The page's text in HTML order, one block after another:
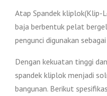
Atap Spandek kliplok(Klip-
baja berbentuk pelat
pengunci digunakan
Dengan kekuatan tinggi
spandek kliplok menjadi
bangunan. Berikut